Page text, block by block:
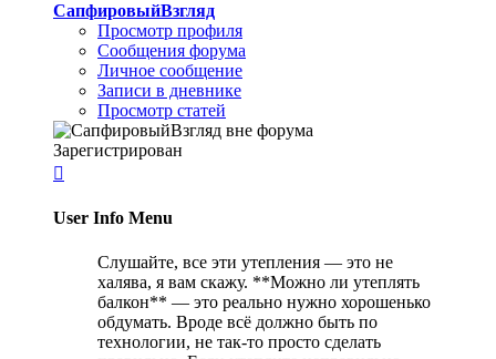
СапфировыйВзгляд
Просмотр профиля
Сообщения форума
Личное сообщение
Записи в дневнике
Просмотр статей
Зарегистрирован

User Info Menu
Слушайте, все эти утепления — это не
халява, я вам скажу. **Можно ли утеплять
балкон** — это реально нужно хорошенько
обдумать. Вроде всё должно быть по
технологии, не так-то просто сделать